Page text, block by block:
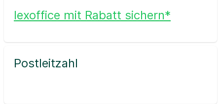
lexoffice mit Rabatt sichern*
Postleitzahl